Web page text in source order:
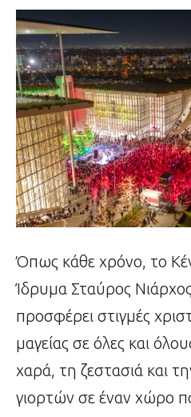
Όπως κάθε χρόνο, το
Ίδρυμα Σταύρος
προσφέρει στιγμές
μαγείας σε όλες και
χαρά, τη ζεστασιά και
γιορτών σε έναν χώρο